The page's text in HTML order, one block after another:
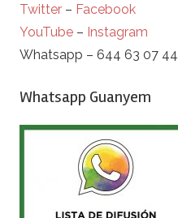
Twitter – Facebook
YouTube – Instagram
Whatsapp – 644 63 07 44
Whatsapp Guanyem